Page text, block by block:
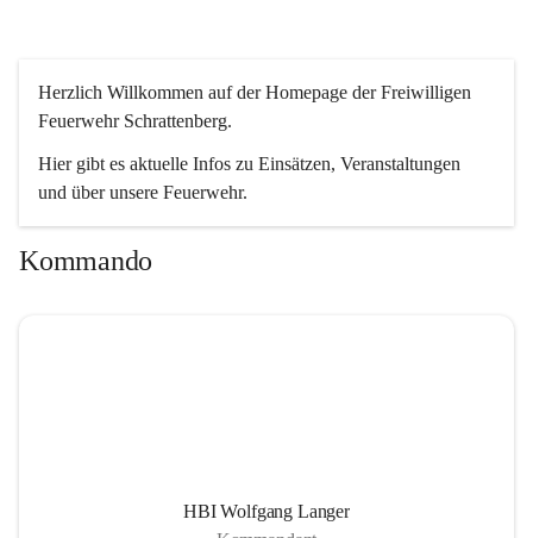
Herzlich Willkommen auf der Homepage der Freiwilligen
Feuerwehr Schrattenberg.
Hier gibt es aktuelle Infos zu Einsätzen, Veranstaltungen
und über unsere Feuerwehr.
Kommando
HBI Wolfgang Langer